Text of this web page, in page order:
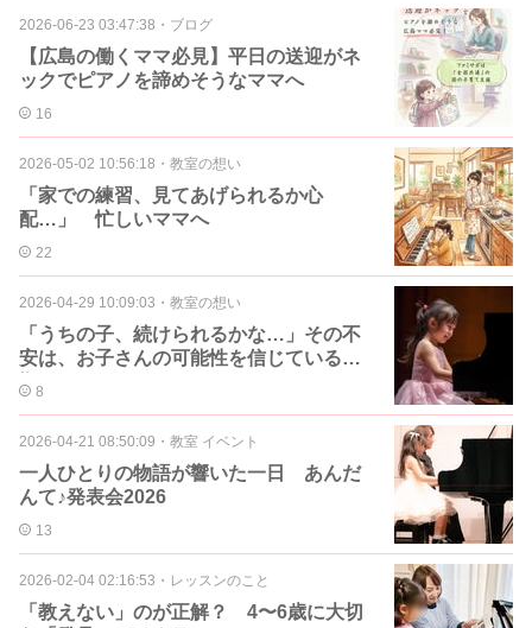
2026-06-23 03:47:38 ・ ブログ
【広島の働くママ必見】平日の送迎がネ
ックでピアノを諦めそうなママへ
16
2026-05-02 10:56:18 ・ 教室の想い
「家での練習、見てあげられるか心
配…」 忙しいママへ
22
2026-04-29 10:09:03 ・ 教室の想い
「うちの子、続けられるかな…」その不
安は、お子さんの可能性を信じている証
拠です
8
2026-04-21 08:50:09 ・ 教室 イベント
一人ひとりの物語が響いた一日 あんだ
んて♪発表会2026
13
2026-02-04 02:16:53 ・ レッスンのこと
「教えない」のが正解？ 4〜6歳に大切